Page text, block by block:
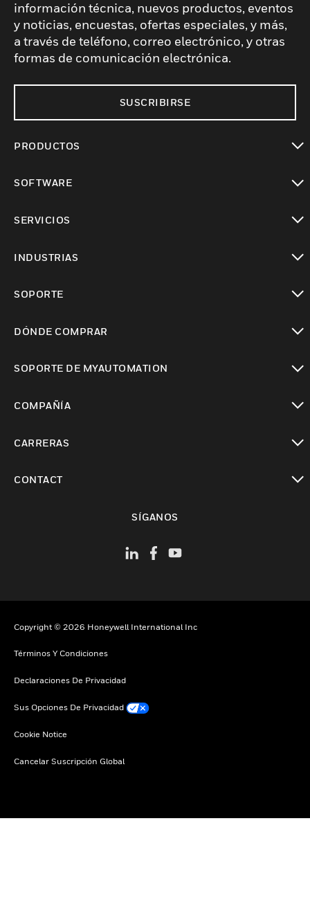
información técnica, nuevos productos, eventos
y noticias, encuestas, ofertas especiales, y más,
a través de teléfono, correo electrónico, y otras
formas de comunicación electrónica.
SUSCRIBIRSE
PRODUCTOS
SOFTWARE
SERVICIOS
INDUSTRIAS
SOPORTE
DÓNDE COMPRAR
SOPORTE DE MYAUTOMATION
COMPAÑÍA
CARRERAS
CONTACT
SÍGANOS
Copyright © 2026 Honeywell International Inc
Términos Y Condiciones
Declaraciones De Privacidad
Sus Opciones De Privacidad
Cookie Notice
Cancelar Suscripción Global